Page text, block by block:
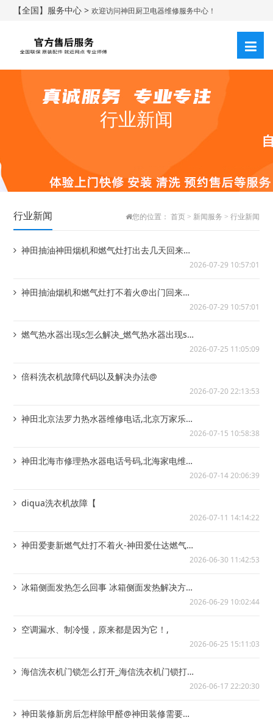
【全国】服务中心 >欢迎访问神田厨卫电器维修服务中心！
行业新闻
行业新闻 您的位置： 首页> 新闻服务 > 行业新闻
神田抽油神田烟机和燃气灶打出去几天回来燃
气灶打不着火，不着火@出门回来燃气灶打不...2026-07-29 10:57:01
神田抽油烟机和燃气灶打不着火@出门回来燃
2026-07-29 10:57:01
燃气热水器出现s怎么解决_燃气热水器出现s怎
2026-07-25 11:05:09
倍科洗衣机故障代码以及解决办法@
2026-07-20 22:13:53
神田北京法罗力热水器维修电话,北京万家乐壁
2026-07-15 10:58:38
神田北海市修理热水器电话号码,北海家电维修
2026-07-14 20:06:39
diqua洗衣机故障【
2026-07-11 14:14:22
神田爱妻新燃气灶打不着火-神田爱仕达燃气灶
2026-06-30 11:42:53
冰箱侧面发热怎么回事 冰箱侧面发热解决方法/
2026-06-29 10:02:44
空调漏水、制冷慢，原来都是因为它！,
2026-06-25 15:11:03
海信洗衣机门锁怎么打开_海信洗衣机门锁打开
2026-06-17 22:20:30
神田装修新房后怎样除甲醛@神田装修需要什